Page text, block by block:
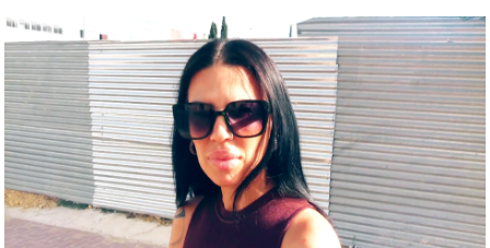
Chabeli Navarro habla tras desvelar que
estuvo embarazada de Bertín Osborne :
"Es un paso muy importante"